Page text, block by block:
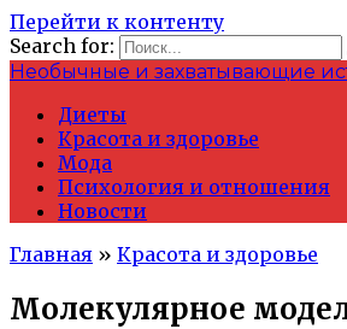
Перейти к контенту
Search for:
Необычные и захватывающие
Диеты
Красота и здоровье
Мода
Психология и отношения
Новости
Главная » Красота и здоровье
Молекулярное